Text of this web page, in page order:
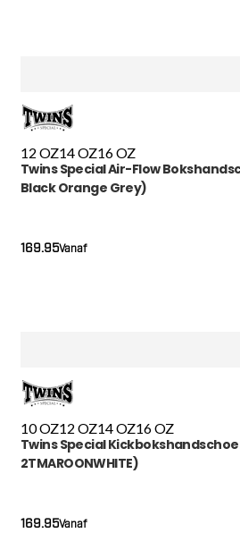
12 OZ14 OZ16 OZ
Twins Special Air-Flow
Black Orange Grey)
Vanaf
169.95
10 OZ12 OZ14 OZ16 OZ
Twins Special
2TMAROONWHITE)
Vanaf
169.95